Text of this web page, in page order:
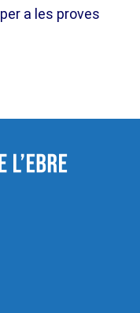
a les proves